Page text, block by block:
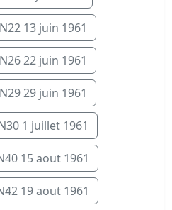
13 juin 1961
22 juin 1961
29 juin 1961
1 juillet 1961
15 aout 1961
19 aout 1961